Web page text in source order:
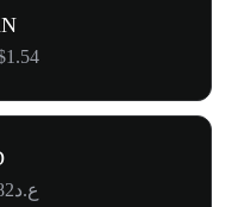
konversi 1 KTA ke ع.د117.82